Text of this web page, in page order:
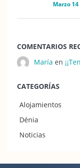
Marzo
COMENTARIOS
María en
CATEGORÍAS
Alojamientos
Dénia
Noticias